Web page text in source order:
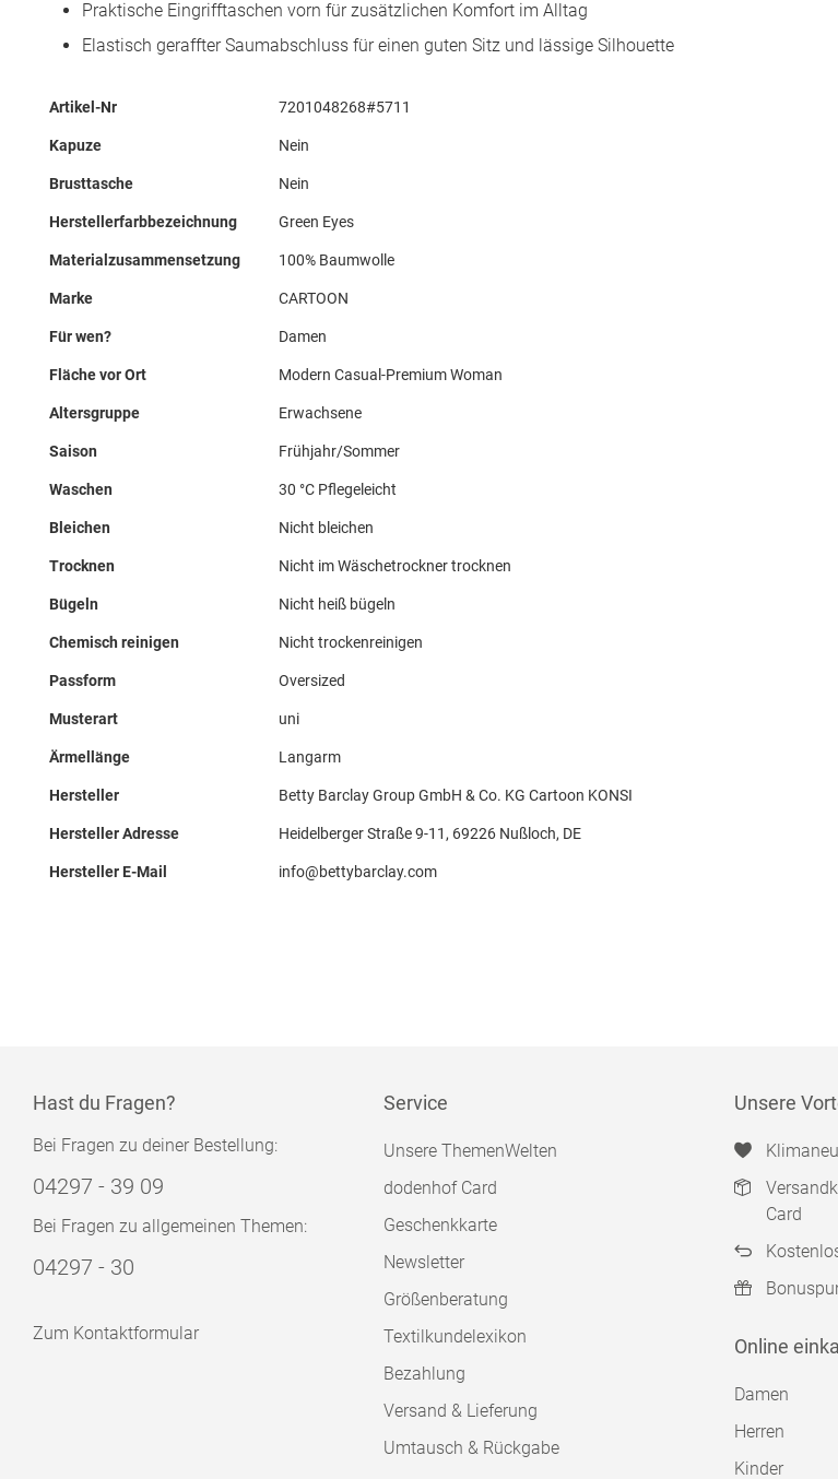
Praktische Eingrifftaschen vorn für zusätzlichen Komfort im Alltag
Elastisch geraffter Saumabschluss für einen guten Sitz und lässige Silhouette
Mehr
Artikel-Nr 7201048268#5711
Kapuze Nein
Brusttasche Nein
Herstellerfarbbezeichnung Green Eyes
Materialzusammensetzung 100% Baumwolle
Marke CARTOON
Für wen? Damen
Fläche vor Ort Modern Casual-Premium Woman
Altersgruppe Erwachsene
Saison Frühjahr/Sommer
Waschen 30 °C Pflegeleicht
Bleichen Nicht bleichen
Trocknen Nicht im Wäschetrockner trocknen
Bügeln Nicht heiß bügeln
Chemisch reinigen Nicht trockenreinigen
Passform Oversized
Musterart uni
Ärmellänge Langarm
Hersteller Betty Barclay Group GmbH & Co. KG Cartoon KONSI
Hersteller Adresse Heidelberger Straße 9-11, 69226 Nußloch, DE
Hersteller E-Mail info@bettybarclay.com
Hast du Fragen?
Bei Fragen zu deiner Bestellung:
04297 - 39 09
Bei Fragen zu allgemeinen Themen:
04297 - 30
Zum Kontaktformular
Service
Unsere ThemenWelten
dodenhof Card
Geschenkkarte
Newsletter
Größenberatung
Textilkundelexikon
Bezahlung
Versand & Lieferung
Umtausch & Rückgabe
Unsere
Card
Online
Damen
Herren
Kinder